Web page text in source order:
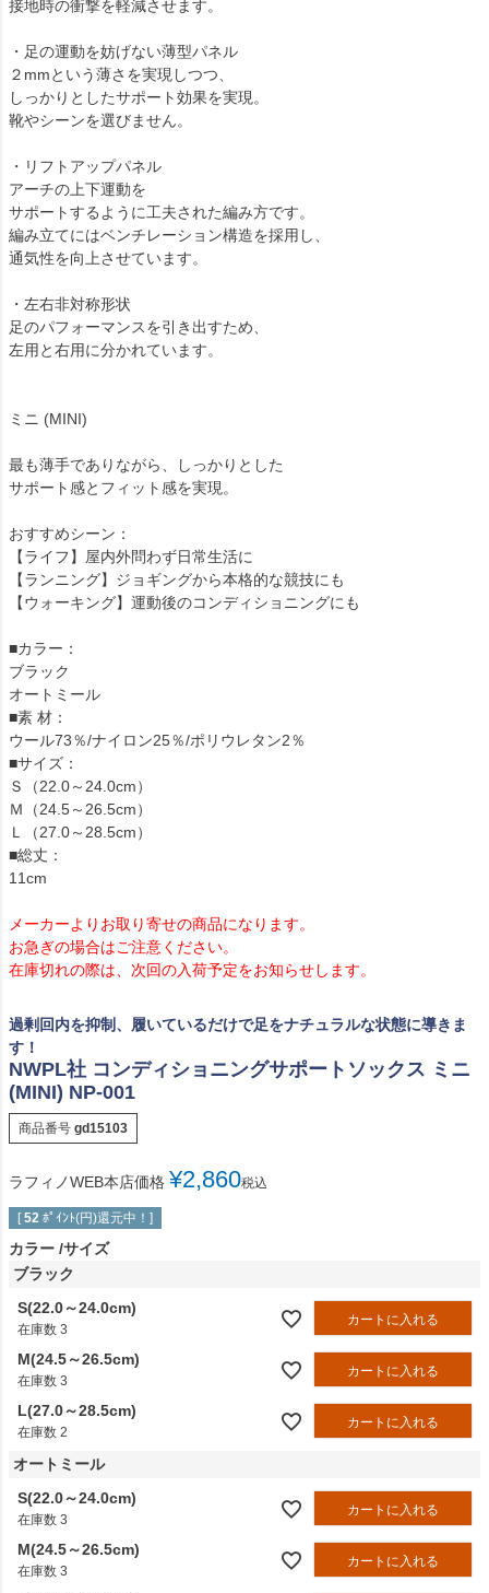
接地時の衝撃を軽減させます。
・足の運動を妨げない薄型パネル
２mmという薄さを実現しつつ、
しっかりとしたサポート効果を実現。
靴やシーンを選びません。
・リフトアップパネル
アーチの上下運動を
サポートするように工夫された編み方です。
編み立てにはベンチレーション構造を採用し、
通気性を向上させています。
・左右非対称形状
足のパフォーマンスを引き出すため、
左用と右用に分かれています。
ミニ (MINI)
最も薄手でありながら、しっかりとした
サポート感とフィット感を実現。
おすすめシーン：
【ライフ】屋内外問わず日常生活に
【ランニング】ジョギングから本格的な競技にも
【ウォーキング】運動後のコンディショニングにも
■カラー：
ブラック
オートミール
■素 材：
ウール73％/ナイロン25％/ポリウレタン2％
■サイズ：
Ｓ（22.0～24.0cm）
Ｍ（24.5～26.5cm）
Ｌ（27.0～28.5cm）
■総丈：
11cm
メーカーよりお取り寄せの商品になります。
お急ぎの場合はご注意ください。
在庫切れの際は、次回の入荷予定をお知らせします。
過剰回内を抑制、履いているだけで足をナチュラルな状態に導きま
す！
NWPL社 コンディショニングサポートソックス ミニ
(MINI) NP-001
商品番号 gd15103
ラフィノWEB本店価格 ¥2,860税込
[ 52 ﾎﾟｲﾝﾄ(円)還元中！]
カラー サイズ
ブラック
S(22.0～24.0cm)
在庫数 3
カートに入れる
M(24.5～26.5cm)
在庫数 3
カートに入れる
L(27.0～28.5cm)
在庫数 2
カートに入れる
オートミール
S(22.0～24.0cm)
在庫数 3
カートに入れる
M(24.5～26.5cm)
在庫数 3
カートに入れる